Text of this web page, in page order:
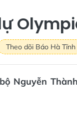
Theo dõi Báo Hà
Nguyễn